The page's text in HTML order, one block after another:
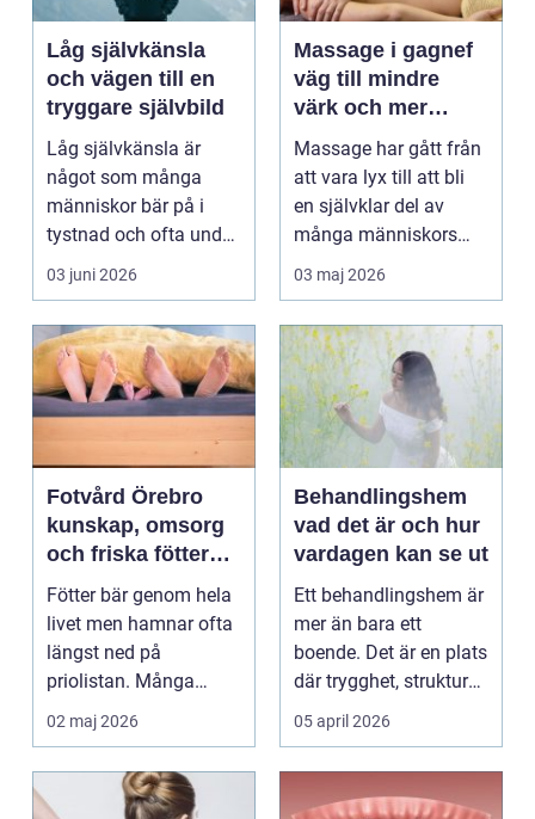
Låg självkänsla
och vägen till en
tryggare självbild
Låg självkänsla är
något som många
människor bär på i
tystnad och ofta under
lång tid. Många
uppleve...
03 juni 2026
Massage i gagnef
väg till mindre
värk och mer
vardagsenergi
Massage har gått från
att vara lyx till att bli
en självklar del av
många människors
hälsa och varda...
03 maj 2026
Fotvård Örebro
kunskap, omsorg
och friska fötter
året runt
Fötter bär genom hela
livet men hamnar ofta
längst ned på
priolistan. Många
väntar tills problemen
02 maj 2026
Behandlingshem
vad det är och hur
vardagen kan se ut
Ett behandlingshem är
mer än bara ett
boende. Det är en plats
där trygghet, struktur
och professione...
05 april 2026